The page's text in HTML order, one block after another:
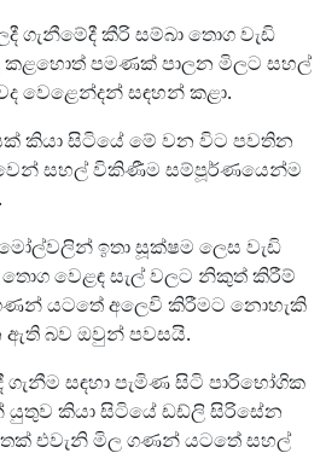
ගැනීමේදී කීරි සම්බා තොග වැඩි
කළහොත් පමණක් පාලන මිලට සහල්
වෙළෙන්දන් සඳහන් කළා.
කියා සිටියේ මේ වන විට පවතින
සහල් විකිණීම සම්පූර්ණයෙන්ම
ඉතා සූක්ෂම ලෙස වැඩි
වෙළඳ සැල් වලට නිකුත් කිරීම්
යටතේ අලෙවි කිරීමට නොහැකි
ඇති බව ඔවුන් පවසයි.
සඳහා පැමිණ සිටි පාරිභෝගික
යුතුව කියා සිටියේ ඩඩ්ලි සිරිසේන
එවැනි මිල ගණන් යටතේ සහල්